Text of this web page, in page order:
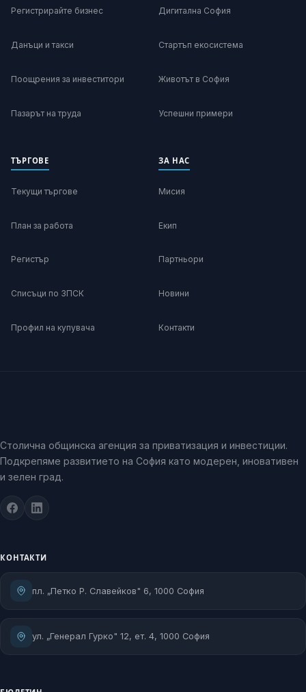
Регистрирайте бизнес
Данъци и такси
Поощрения за инвеститори
Пазарът на труда
Дигитална София
Стартъп екосистема
Животът в София
Успешни примери
ТЪРГОВЕ
Текущи търгове
План за работа
Регистър
Списъци по ЗПСК
Профил на купувача
ЗА НАС
Мисия
Екип
Партньори
Новини
Контакти
Столична общинска агенция за приватизация и инвестиции.
Подкрепяме развитието на София като модерен, иновативен
и зелен град.
КОНТАКТИ
пл. „Петко Р. Славейков" 6, 1000 София
ул. „Генерал Гурко" 12, ет. 4, 1000 София